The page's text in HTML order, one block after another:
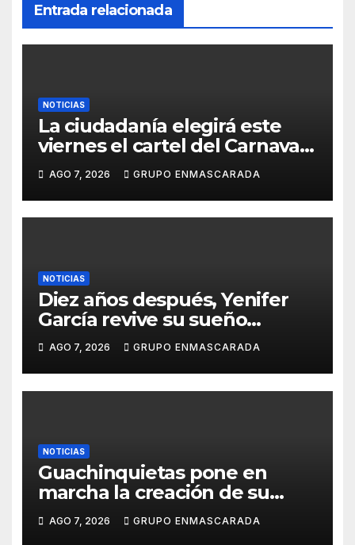
Entrada relacionada
NOTICIAS
La ciudadanía elegirá este
viernes el cartel del Carnaval
de Las Palmas de Gran
Canaria 2027 en una gala
retransmitida por Televisión
Canaria
AGO 7, 2026 GRUPO ENMASCARADA
NOTICIAS
Diez años después, Yenifer
García revive su sueño
carnavalero en el vídeo de
presentación de San Juan de
la Rambla para el Grand Prix
AGO 7, 2026 GRUPO ENMASCARADA
NOTICIAS
Guachinquietas pone en
marcha la creación de su
repertorio para el Carnaval
2027
AGO 7, 2026 GRUPO ENMASCARADA